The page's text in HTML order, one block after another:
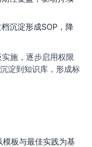
沉淀形成SOP，降
施，逐步启用权限
淀到知识库，形成标
板与最佳实践为基